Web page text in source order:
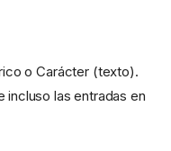
o Carácter (texto).
incluso las entradas en